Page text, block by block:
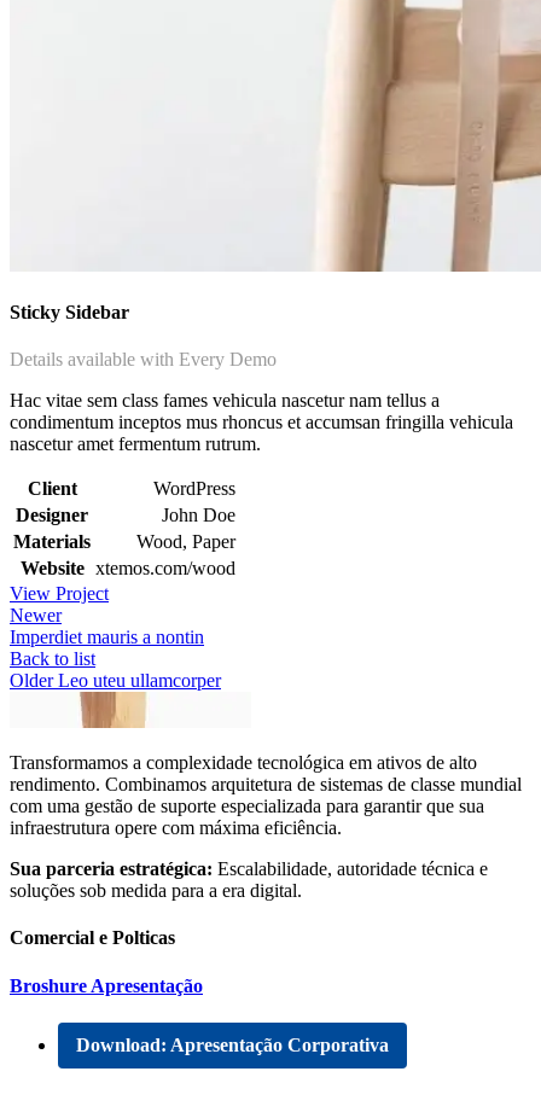
Sticky Sidebar
Details available with Every Demo
Hac vitae sem class fames vehicula nascetur nam tellus a
condimentum inceptos mus rhoncus et accumsan fringilla vehicula
nascetur amet fermentum rutrum.
Client
WordPress
Designer
John Doe
Materials
Wood, Paper
Website xtemos.com/wood
View Project
Newer
Imperdiet mauris a nontin
Back to list
Older Leo uteu ullamcorper
Transformamos a complexidade tecnológica em ativos de alto
rendimento. Combinamos arquitetura de sistemas de classe mundial
com uma gestão de suporte especializada para garantir que sua
infraestrutura opere com máxima eficiência.
Sua parceria estratégica: Escalabilidade, autoridade técnica e
soluções sob medida para a era digital.
Comercial e Polticas
Broshure Apresentação
Download: Apresentação Corporativa